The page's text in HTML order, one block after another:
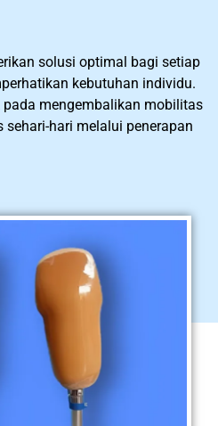
solusi optimal bagi setiap
kebutuhan individu.
mengembalikan mobilitas
hari melalui penerapan